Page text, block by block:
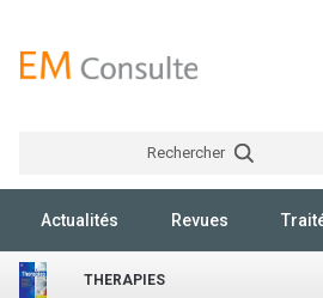
Rechercher
Actualités Revues
THERAPIES